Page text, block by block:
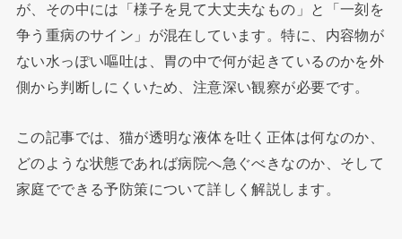
が、その中には「様子を見て大丈夫なもの」と「一刻を
争う重病のサイン」が混在しています。特に、内容物が
ない水っぽい嘔吐は、胃の中で何が起きているのかを外
側から判断しにくいため、注意深い観察が必要です。
この記事では、猫が透明な液体を吐く正体は何なのか、
どのような状態であれば病院へ急ぐべきなのか、そして
家庭でできる予防策について詳しく解説します。